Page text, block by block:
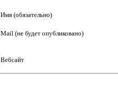
Имя (обязательно)
Mail (не будет опубликовано)
Вебсайт